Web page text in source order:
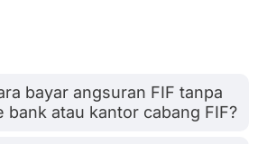
bayar angsuran FIF tanpa
bank atau kantor cabang FIF?